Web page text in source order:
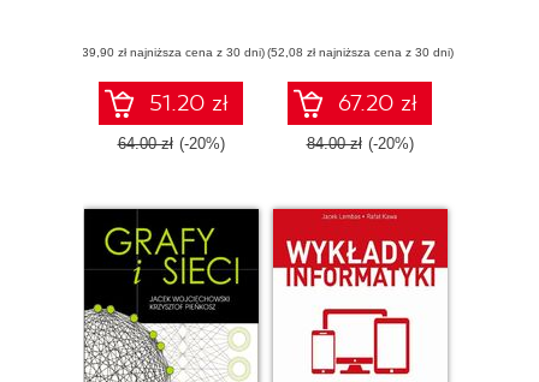
(39,90 zł najniższa cena z 30 dni)
51.20 zł
64.00 zł (-20%)
(52,08 zł najniższa cena z 30 dni)
67.20 zł
84.00 zł (-20%)